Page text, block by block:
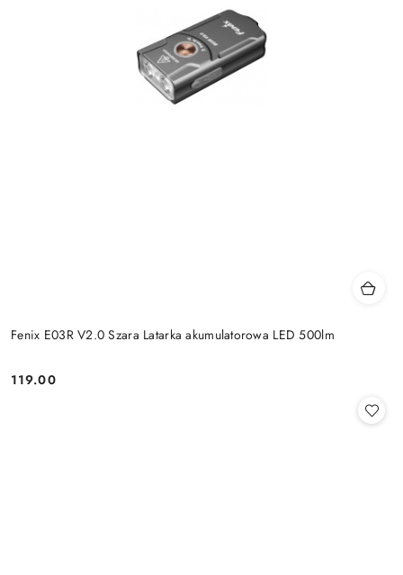
Fenix E03R V2.0 Szara Latarka akumulatorowa LED 500lm
Cena:
119.00